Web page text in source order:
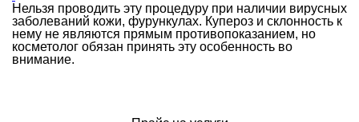
Нельзя проводить эту процедуру при наличии вирусных
заболеваний кожи, фурункулах. Купероз и склонность к
нему не являются прямым противопоказанием, но
косметолог обязан принять эту особенность во
внимание.